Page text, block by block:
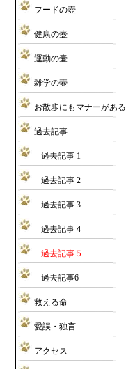
フードの壺
健康の壺
運動の壷
雑学の壺
お散歩にもマナーがある
過去記事
過去記事 1
過去記事 2
過去記事 3
過去記事４
過去記事５
過去記事6
救える命
愛誤・独言
アクセス